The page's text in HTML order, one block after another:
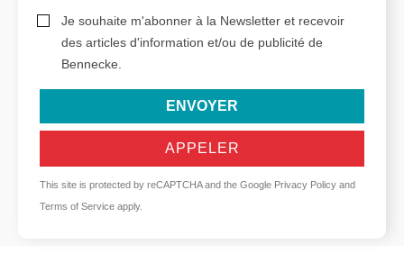
Je souhaite m'abonner à la Newsletter et recevoir
des articles d'information et/ou de publicité de
Bennecke.
ENVOYER
APPELER
This site is protected by reCAPTCHA and the Google Privacy Policy and
Terms of Service apply.